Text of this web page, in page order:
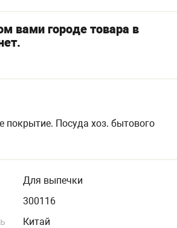
вами городе товара в
покрытие. Посуда хоз. бытового
Для выпечки
300116
Китай